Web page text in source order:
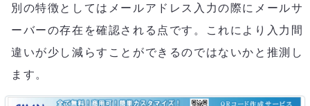
別の特徴としてはメールアドレス入力の際にメールサ
ーバーの存在を確認される点です。これにより入力間
違いが少し減らすことができるのではないかと推測し
ます。